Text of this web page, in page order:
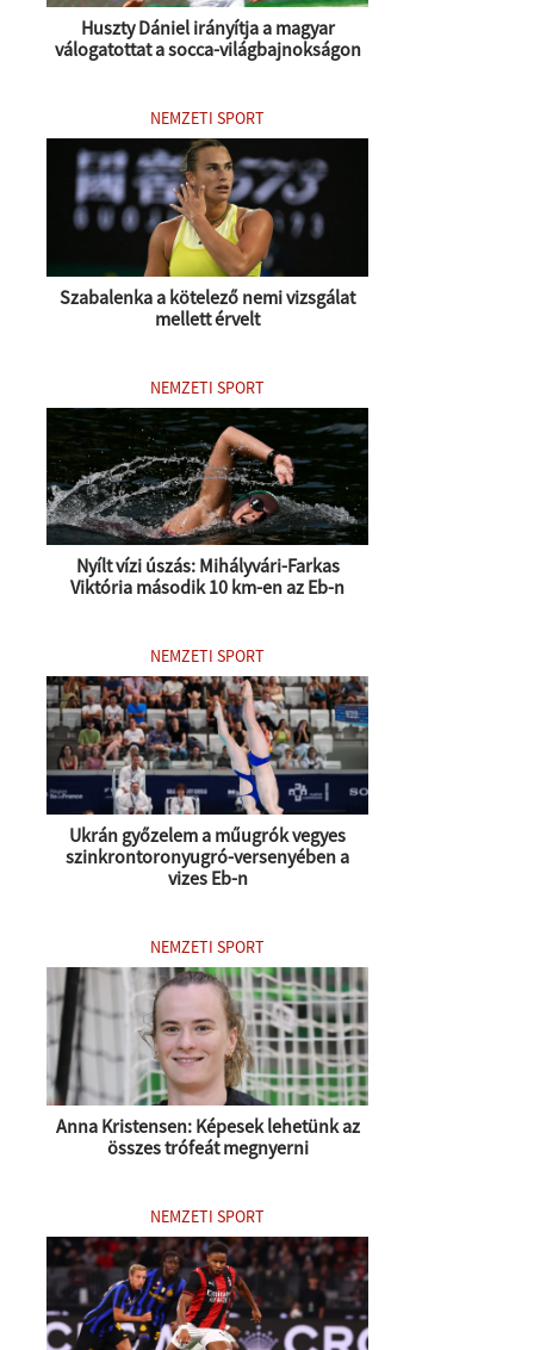
Huszty Dániel irányítja a magyar
válogatottat a socca-világbajnokságon
NEMZETI SPORT
Szabalenka a kötelező nemi vizsgálat
mellett érvelt
NEMZETI SPORT
Nyílt vízi úszás: Mihályvári-Farkas
Viktória második 10 km-en az Eb-n
NEMZETI SPORT
Ukrán győzelem a műugrók vegyes
szinkrontoronyugró-versenyében a
vizes Eb-n
NEMZETI SPORT
Anna Kristensen: Képesek lehetünk az
összes trófeát megnyerni
NEMZETI SPORT